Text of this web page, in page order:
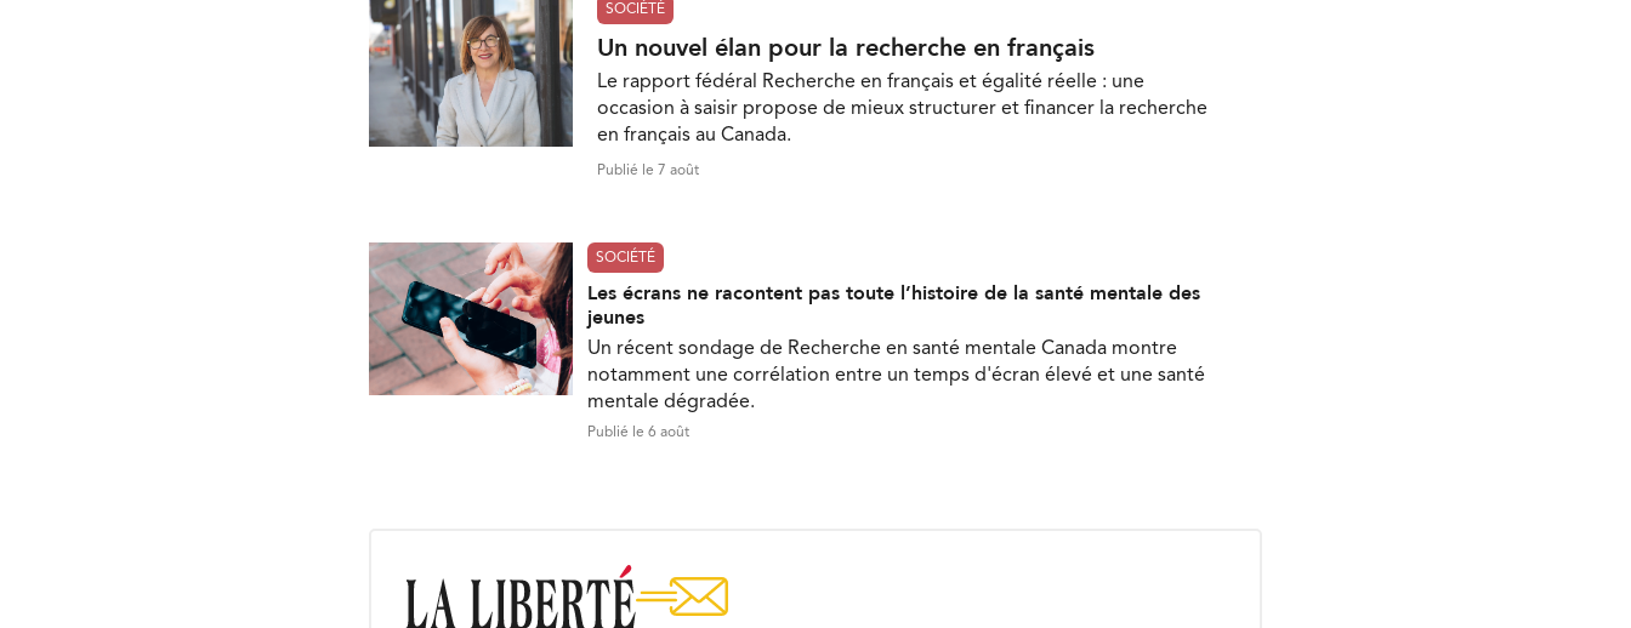
SOCIÉTÉ
Un nouvel élan pour la recherche en français
Le rapport fédéral Recherche en français et égalité réelle : une
occasion à saisir propose de mieux structurer et financer la recherche
en français au Canada.
Publié le 7 août
SOCIÉTÉ
Les écrans ne racontent pas toute l’histoire de la santé mentale des
jeunes
Un récent sondage de Recherche en santé mentale Canada montre
notamment une corrélation entre un temps d'écran élevé et une santé
mentale dégradée.
Publié le 6 août